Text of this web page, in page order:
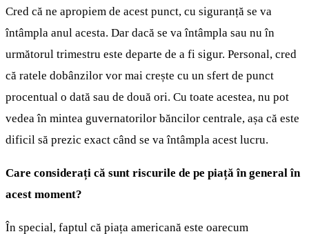
Cred că ne apropiem de acest punct, cu siguranță se va
întâmpla anul acesta. Dar dacă se va întâmpla sau nu în
următorul trimestru este departe de a fi sigur. Personal, cred
că ratele dobânzilor vor mai crește cu un sfert de punct
procentual o dată sau de două ori. Cu toate acestea, nu pot
vedea în mintea guvernatorilor băncilor centrale, așa că este
dificil să prezic exact când se va întâmpla acest lucru.
Care considerați că sunt riscurile de pe piață în general în
acest moment?
În special, faptul că piața americană este oarecum